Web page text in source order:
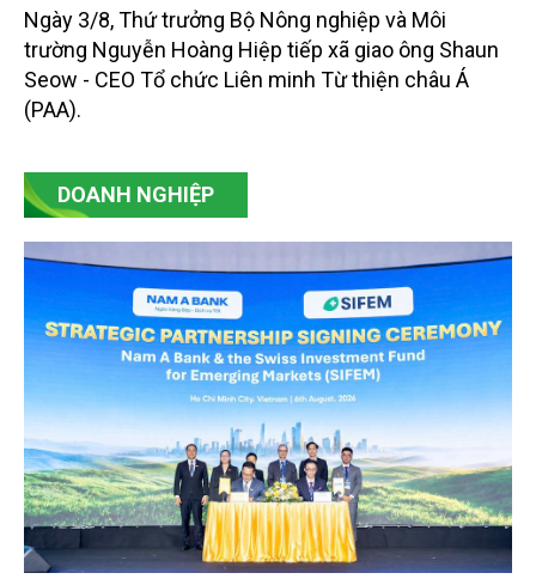
Ngày 3/8, Thứ trưởng Bộ Nông nghiệp và Môi
trường Nguyễn Hoàng Hiệp tiếp xã giao ông Shaun
Seow - CEO Tổ chức Liên minh Từ thiện châu Á
(PAA).
DOANH NGHIỆP